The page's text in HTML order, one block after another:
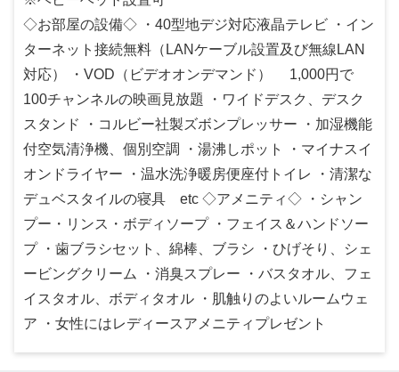
◇お部屋の設備◇ ・40型地デジ対応液晶テレビ ・イン
ターネット接続無料（LANケーブル設置及び無線LAN
対応） ・VOD（ビデオオンデマンド） 1,000円で
100チャンネルの映画見放題 ・ワイドデスク、デスク
スタンド ・コルビー社製ズボンプレッサー ・加湿機能
付空気清浄機、個別空調 ・湯沸しポット ・マイナスイ
オンドライヤー ・温水洗浄暖房便座付トイレ ・清潔な
デュベスタイルの寝具 etc ◇アメニティ◇ ・シャン
プー・リンス・ボディソープ ・フェイス＆ハンドソー
プ ・歯ブラシセット、綿棒、ブラシ ・ひげそり、シェ
ービングクリーム ・消臭スプレー ・バスタオル、フェ
イスタオル、ボディタオル ・肌触りのよいルームウェ
ア ・女性にはレディースアメニティプレゼント